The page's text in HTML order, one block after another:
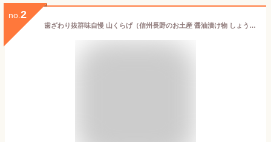
no. 2
歯ざわり抜群味自慢 山くらげ（信州長野のお土産 醤油漬け物 しょうゆ漬け物 お漬物 おつけもの）